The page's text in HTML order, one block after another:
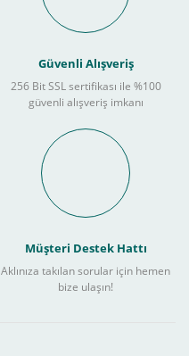
Güvenli Alışveriş
256 Bit SSL sertifikası ile %100
güvenli alışveriş imkanı
Müşteri Destek Hattı
Aklınıza takılan sorular için hemen
bize ulaşın!